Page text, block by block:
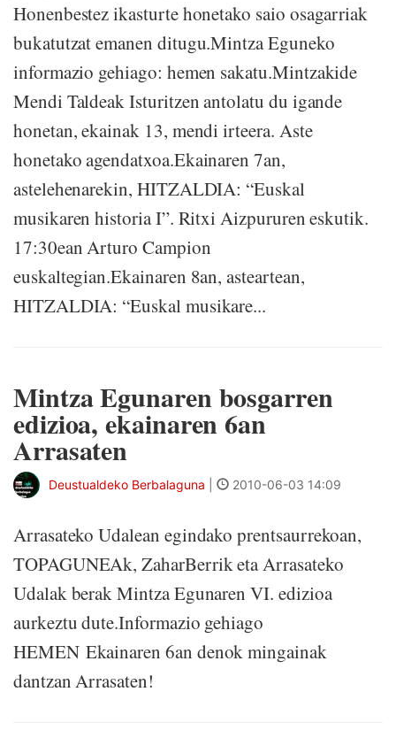
Honenbestez ikasturte honetako saio osagarriak
bukatutzat emanen ditugu.Mintza Eguneko
informazio gehiago: hemen sakatu.Mintzakide
Mendi Taldeak Isturitzen antolatu du igande
honetan, ekainak 13, mendi irteera. Aste
honetako agendatxoa.Ekainaren 7an,
astelehenarekin, HITZALDIA: “Euskal
musikaren historia I”. Ritxi Aizpururen eskutik.
17:30ean Arturo Campion
euskaltegian.Ekainaren 8an, asteartean,
HITZALDIA: “Euskal musikare...
Mintza Egunaren bosgarren
edizioa, ekainaren 6an
Arrasaten
Deustualdeko Berbalaguna 2010-06-03 14:09
Arrasateko Udalean egindako prentsaurrekoan,
TOPAGUNEAk, ZaharBerrik eta Arrasateko
Udalak berak Mintza Egunaren VI. edizioa
aurkeztu dute.Informazio gehiago
HEMEN Ekainaren 6an denok mingainak
dantzan Arrasaten!